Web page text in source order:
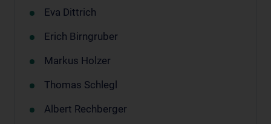
Eva Dittrich
Erich Birngruber
Markus Holzer
Thomas Schlegl
Albert Rechberger